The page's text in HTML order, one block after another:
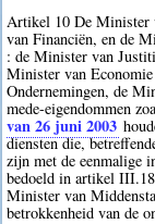
Artikel 10 De Minister
van Financiën, en de
: de Minister van
Minister van
Ondernemingen, de
mede-eigendommen
van 26 juni 2003
diensten die,
zijn met de eenmalige
bedoeld in artikel
Minister van
betrokkenheid van de